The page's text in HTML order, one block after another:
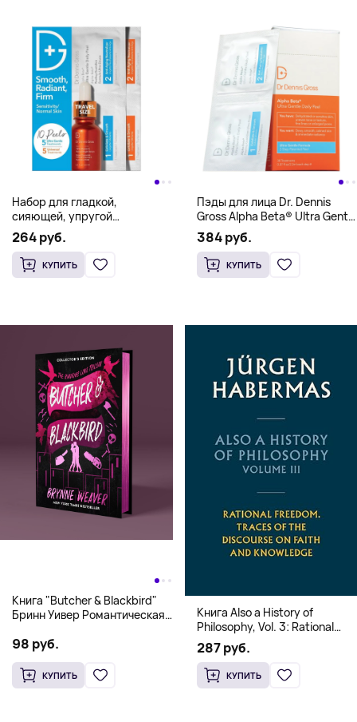
Набор для гладкой,
сияющей, упругой
чувствительной/нормальной
кожи DR DENNIS GROSS
264 руб.
КУПИТЬ
Пэды для лица Dr. Dennis
Gross Alpha Beta® Ultra Gentle
Daily Peel, 30 штук
384 руб.
КУПИТЬ
Книга "Butcher & Blackbird"
Бринн Уивер Романтическая
(18+)
98 руб.
КУПИТЬ
Книга Also a History of
Philosophy, Vol. 3: Rational
Freedom. Traces of the
Discourse on Faith and
Knowledge (Твердый
переплет)
287 руб.
КУПИТЬ